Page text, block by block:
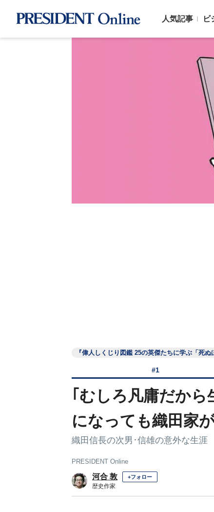
人気記事 ビ
『偉人しくじり図鑑 25の英傑たちに学ぶ「死ぬ
#1
｢むしろ凡庸だから
になっても織田家
織田信長の次男･信雄の意外な生涯
PRESIDENT Online
河合 敦 +フォロー
歴史作家